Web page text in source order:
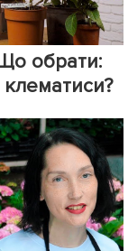
обрати:
клематиси?